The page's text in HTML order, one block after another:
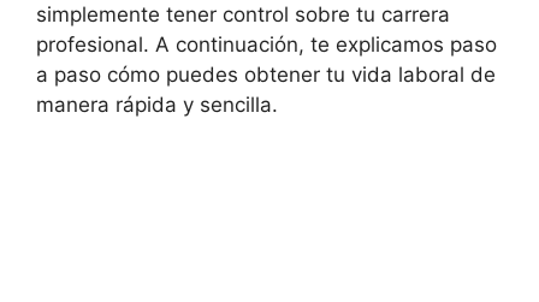
simplemente tener control sobre tu carrera
profesional. A continuación, te explicamos paso
a paso cómo puedes obtener tu vida laboral de
manera rápida y sencilla.